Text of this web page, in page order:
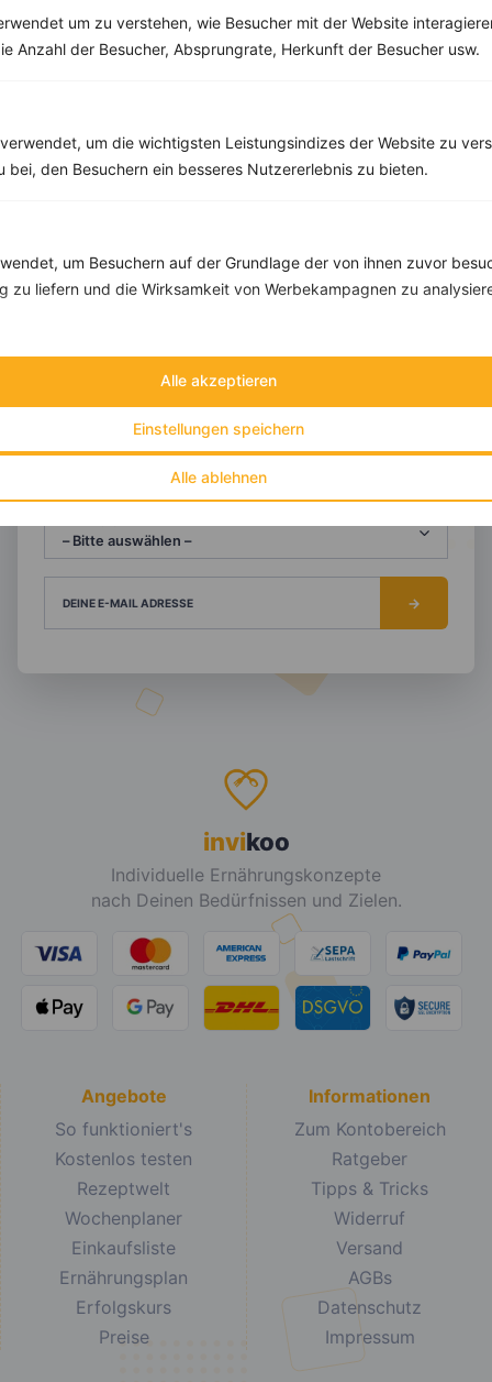
um zu verstehen, wie Besucher mit der Website
Anzahl der Besucher, Absprungrate, Herkunft der Besucher usw.
um die wichtigsten Leistungsindizes der Website zu
bei, den Besuchern ein besseres Nutzererlebnis zu bieten.
um Besuchern auf der Grundlage der von ihnen zuvor
zu liefern und die Wirksamkeit von Werbekampagnen zu
Alle ablehnen
Einstellungen speichern
Alle akzeptieren
10 %Gutschein für unseren Shop
Werde Teil voninvikoo.
DEINE E-MAIL ADRESSE
invikoo
Individuelle Ernährungskonzepte
nach Deinen Bedürfnissen und Zielen.
Angebote
So funktioniert's
Kostenlos testen
Rezeptwelt
Wochenplaner
Einkaufsliste
Ernährungsplan
Erfolgskurs
Preise
Informationen
Zum Kontobereich
Ratgeber
Tipps & Tricks
Widerruf
Versand
AGBs
Datenschutz
Impressum